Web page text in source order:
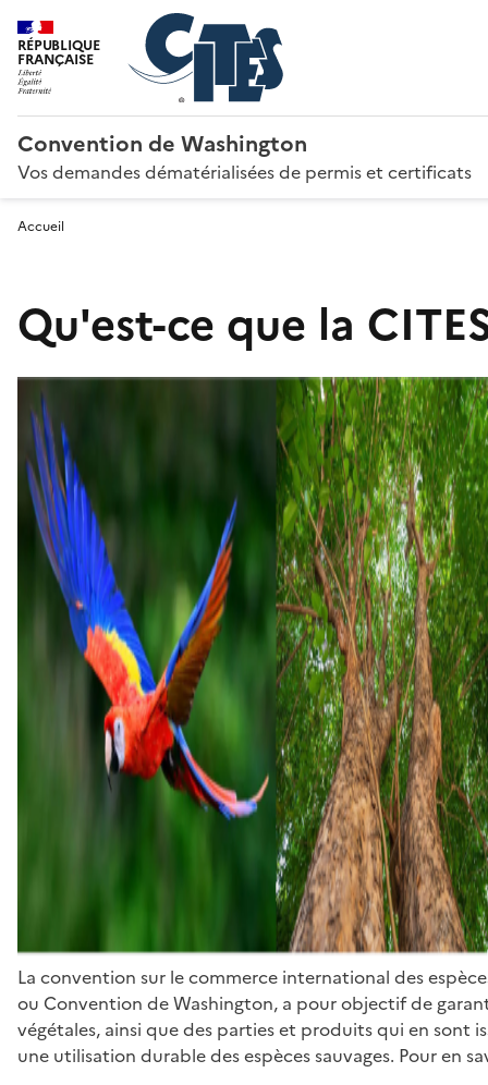
RÉPUBLIQUE
FRANÇAISE
Convention de Washington
Vos demandes dématérialisées de permis et certificats
Accueil
Qu'est-ce que la
La convention sur le commerce international des
ou Convention de Washington, a pour objectif de
végétales, ainsi que des parties et produits qui en sont
une utilisation durable des espèces sauvages. Pour en